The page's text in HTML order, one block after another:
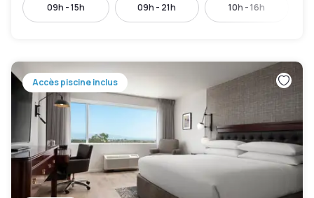
09h - 15h 09h - 21h 10h - 16h
Accès piscine inclus